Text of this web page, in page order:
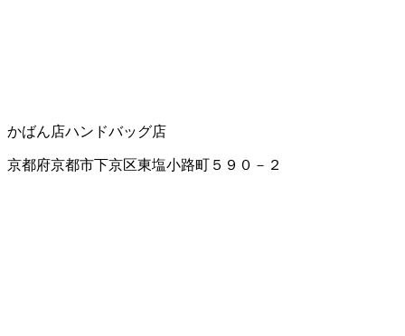
かばん店ハンドバッグ店
京都府京都市下京区東塩小路町５９０－２